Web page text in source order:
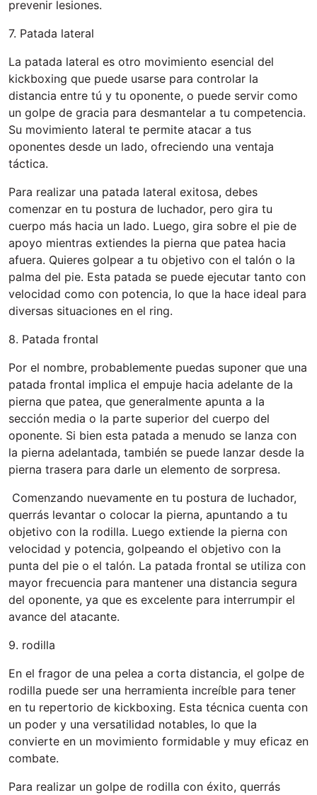
prevenir lesiones.
7. Patada lateral
La patada lateral es otro movimiento esencial del
kickboxing que puede usarse para controlar la
distancia entre tú y tu oponente, o puede servir como
un golpe de gracia para desmantelar a tu competencia.
Su movimiento lateral te permite atacar a tus
oponentes desde un lado, ofreciendo una ventaja
táctica.
Para realizar una patada lateral exitosa, debes
comenzar en tu postura de luchador, pero gira tu
cuerpo más hacia un lado. Luego, gira sobre el pie de
apoyo mientras extiendes la pierna que patea hacia
afuera. Quieres golpear a tu objetivo con el talón o la
palma del pie. Esta patada se puede ejecutar tanto con
velocidad como con potencia, lo que la hace ideal para
diversas situaciones en el ring.
8. Patada frontal
Por el nombre, probablemente puedas suponer que una
patada frontal implica el empuje hacia adelante de la
pierna que patea, que generalmente apunta a la
sección media o la parte superior del cuerpo del
oponente. Si bien esta patada a menudo se lanza con
la pierna adelantada, también se puede lanzar desde la
pierna trasera para darle un elemento de sorpresa.
Comenzando nuevamente en tu postura de luchador,
querrás levantar o colocar la pierna, apuntando a tu
objetivo con la rodilla. Luego extiende la pierna con
velocidad y potencia, golpeando el objetivo con la
punta del pie o el talón. La patada frontal se utiliza con
mayor frecuencia para mantener una distancia segura
del oponente, ya que es excelente para interrumpir el
avance del atacante.
9. rodilla
En el fragor de una pelea a corta distancia, el golpe de
rodilla puede ser una herramienta increíble para tener
en tu repertorio de kickboxing. Esta técnica cuenta con
un poder y una versatilidad notables, lo que la
convierte en un movimiento formidable y muy eficaz en
combate.
Para realizar un golpe de rodilla con éxito, querrás